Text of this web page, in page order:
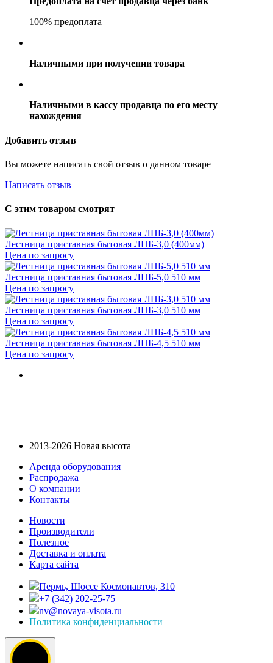
100% предоплата
Наличными при получении товара
Наличными в кассу продавца по его месту
нахождения
Добавить отзыв
Вы можете написать свой отзыв о данном товаре
Написать отзыв
С этим товаром смотрят
Лестница приставная бытовая ЛПБ-3,0 (400мм)
Цена по запросу
Лестница приставная бытовая ЛПБ-5,0 510 мм
Цена по запросу
Лестница приставная бытовая ЛПБ-3,0 510 мм
Цена по запросу
Лестница приставная бытовая ЛПБ-4,5 510 мм
Цена по запросу
2013-2026 Новая высота
Аренда оборудования
Распродажа
О компании
Контакты
Новости
Производители
Полезное
Доставка и оплата
Карта сайта
Пермь, Шоссе Космонавтов, 310
+7 (342) 202-25-75
nv@novaya-visota.ru
Политика конфиденциальности